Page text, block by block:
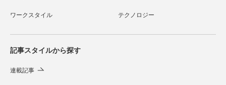
ワークスタイル テクノロジー
記事スタイルから探す
連載記事